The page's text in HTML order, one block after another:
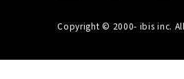
Copyright © 2000- ibis inc.